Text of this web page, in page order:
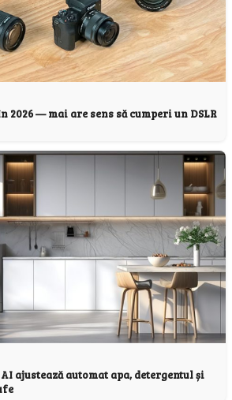
2026 — mai are sens să cumperi un DSLR
ajustează automat apa, detergentul și